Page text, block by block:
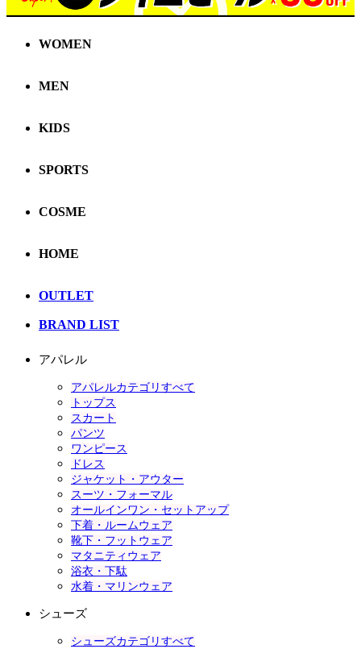
WOMEN
MEN
KIDS
SPORTS
COSME
HOME
OUTLET
BRAND LIST
アパレル
アパレルカテゴリすべて
トップス
スカート
パンツ
ワンピース
ドレス
ジャケット・アウター
スーツ・フォーマル
オールインワン・セットアップ
下着・ルームウェア
靴下・フットウェア
マタニティウェア
浴衣・下駄
水着・マリンウェア
シューズ
シューズカテゴリすべて